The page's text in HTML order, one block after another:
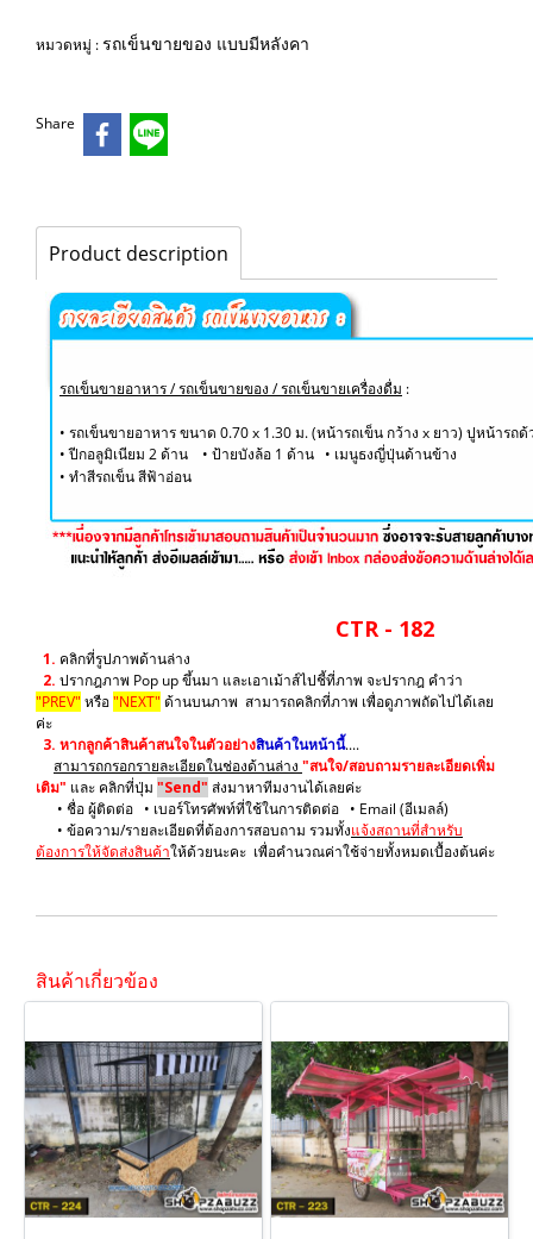
หมวดหมู่ :รถเข็นขายของ แบบมีหลังคา
Share
Product description
รถเข็นขายอาหาร / รถเข็นขายของ / รถเข็นขายเครื่องดื่ม :
• รถเข็นขายอาหาร ขนาด 0.70 x 1.30 ม. (หน้ารถเข็น กว้าง x ยาว) ปูหน้ารถ
• ปีกอลูมิเนียม 2 ด้าน • ป้ายบังล้อ 1 ด้าน • เมนูธงญี่ปุ่นด้านข้าง
​• ทำสีรถเข็น สีฟ้าอ่อน
CTR - 182
1. คลิกที่รูปภาพด้านล่าง
2. ปรากฎภาพ Pop up ขึ้นมา และเอาเม้าส์ไปชี้ที่ภาพ จะปรากฎ คำว่า
"PREV" หรือ"NEXT" ด้านบนภาพ สามารถคลิกที่ภาพ เพื่อดูภาพถัดไปได้เลย
ค่ะ
3. หากลูกค้าสินค้าสนใจในตัวอย่างสินค้าในหน้านี้....
สามารถกรอกรายละเอียดในช่องด้านล่าง "สนใจ/สอบถามรายละเอียดเพิ่ม
เติม" และ คลิกที่ปุ่ม "Send" ส่งมาหาทีมงานได้เลยค่ะ
• ชื่อ ผู้ติดต่อ • เบอร์โทรศัพท์ที่ใช้ในการติดต่อ • Email (อีเมลล์)
• ข้อความ/รายละเอียดที่ต้องการสอบถาม รวมทั้งแจ้งสถานที่สำหรับ
ต้องการให้จัดส่งสินค้าให้ด้วยนะคะ เพื่อคำนวณค่าใช้จ่ายทั้งหมดเบื้องต้นค่ะ
สินค้าเกี่ยวข้อง